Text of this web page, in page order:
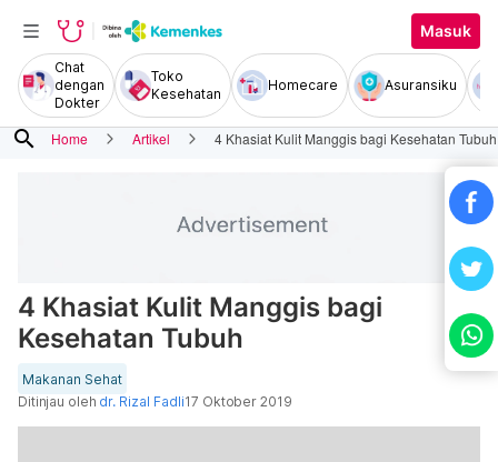
Masuk
Chat
dengan
Dokter
Toko
Kesehatan
Homecare Asuransiku
search Home Artikel 4 Khasiat Kulit Manggis bagi Kesehatan Tubuh
4 Khasiat Kulit Manggis bagi
Kesehatan Tubuh
Makanan Sehat
Ditinjau oleh dr. Rizal Fadli17 Oktober 2019